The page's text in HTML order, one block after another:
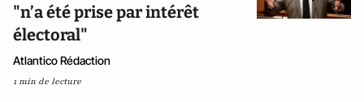
"n’a été prise par intérêt
électoral"
Atlantico Rédaction
1 min de lecture